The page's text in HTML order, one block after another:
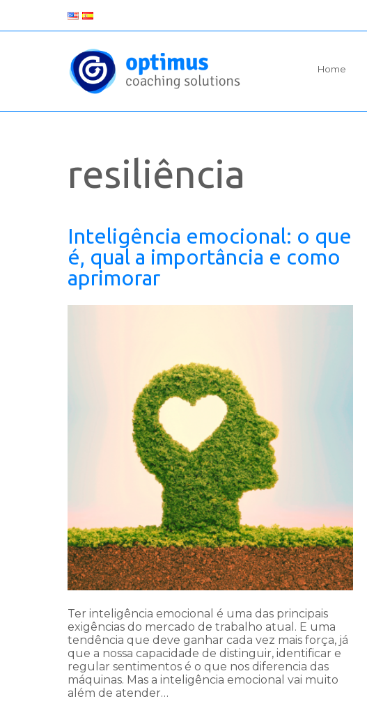
Home
resiliência
Inteligência emocional: o que
é, qual a importância e como
aprimorar
Ter inteligência emocional é uma das principais
exigências do mercado de trabalho atual. E uma
tendência que deve ganhar cada vez mais força, já
que a nossa capacidade de distinguir, identificar e
regular sentimentos é o que nos diferencia das
máquinas. Mas a inteligência emocional vai muito
além de atender…